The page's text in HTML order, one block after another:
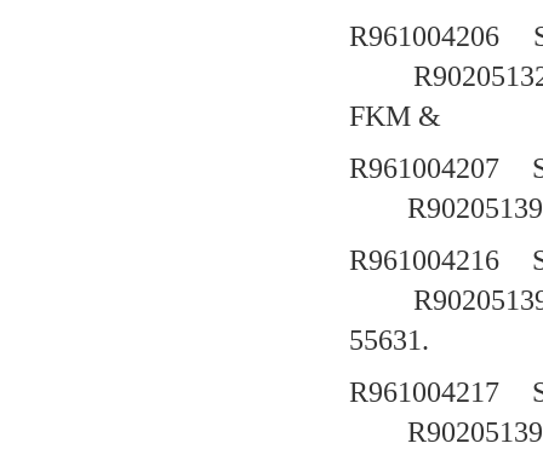
R961004206
FKM &
R961004207
R961004216
55631.
R961004217